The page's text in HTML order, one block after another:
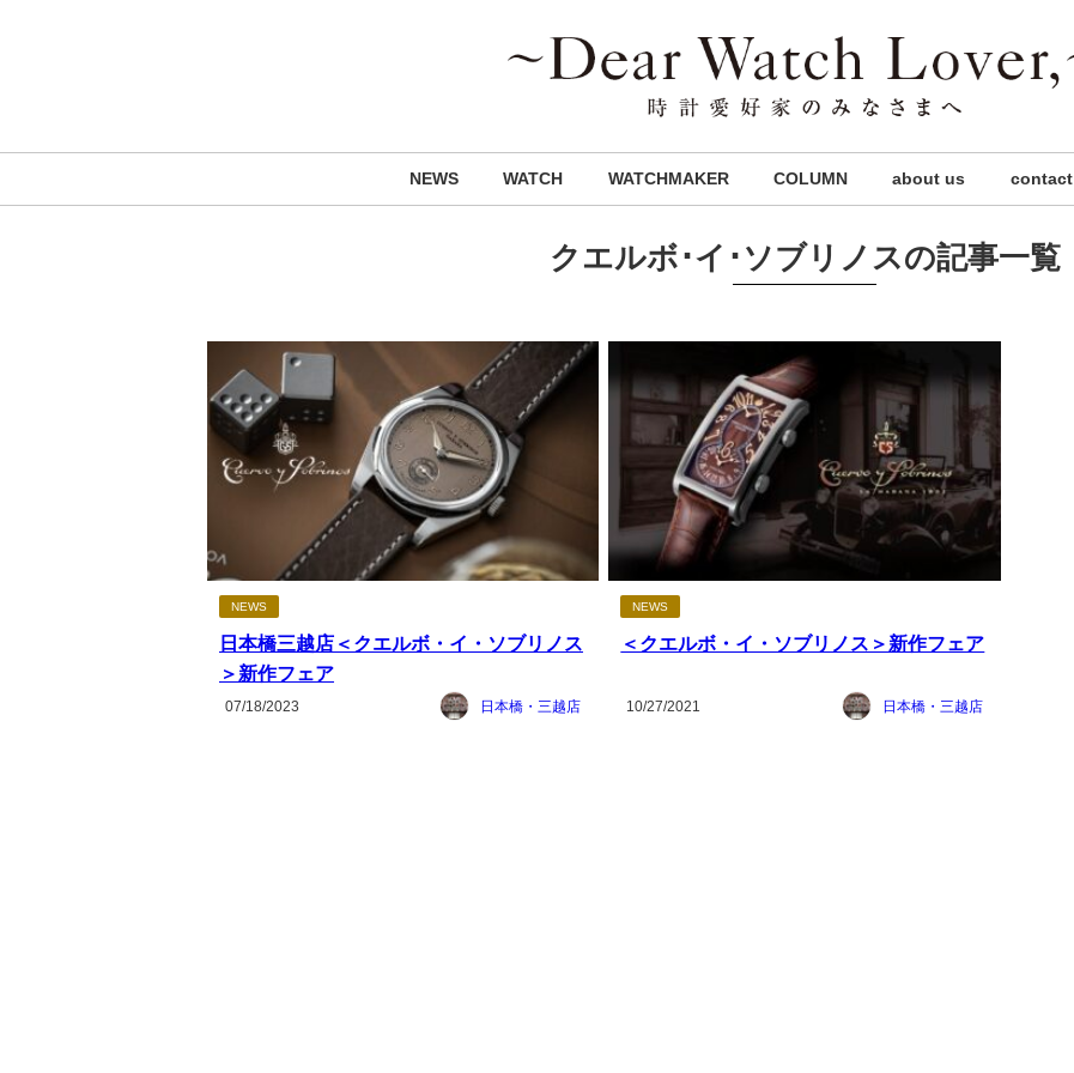
NEWS WATCH WATCHMAKER COLUMN about us contact
クエルボ･イ･ソブリノスの記事一覧
NEWS
日本橋三越店＜クエルボ・イ・ソブリノス
＞新作フェア
07/18/2023 日本橋・三越店
NEWS
＜クエルボ・イ・ソブリノス＞新作フェア
10/27/2021 日本橋・三越店